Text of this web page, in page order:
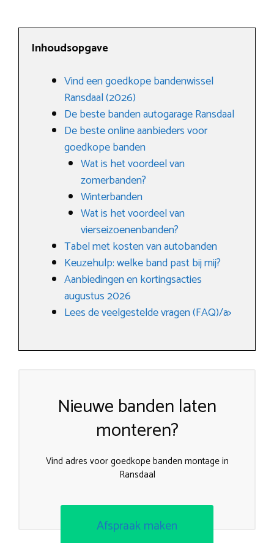
Inhoudsopgave
Vind een goedkope bandenwissel
Ransdaal (2026)
De beste banden autogarage Ransdaal
De beste online aanbieders voor
goedkope banden
Wat is het voordeel van
zomerbanden?
Winterbanden
Wat is het voordeel van
vierseizoenenbanden?
Tabel met kosten van autobanden
Keuzehulp: welke band past bij mij?
Aanbiedingen en kortingsacties
augustus 2026
Lees de veelgestelde vragen (FAQ)/a>
Nieuwe banden laten
monteren?
Vind adres voor goedkope banden montage in
Ransdaal
Afspraak maken